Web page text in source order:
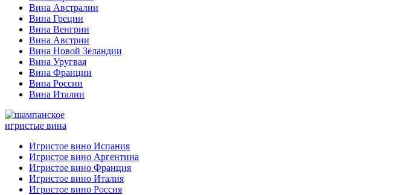
Вина Австралии
Вина Греции
Вина Венгрии
Вина Австрии
Вина Новой Зеландии
Вина Уругвая
Вина Франции
Вина России
Вина Италии
игристые вина
Игристое вино Испания
Игристое вино Аргентина
Игристое вино Франция
Игристое вино Италия
Игристое вино Россия